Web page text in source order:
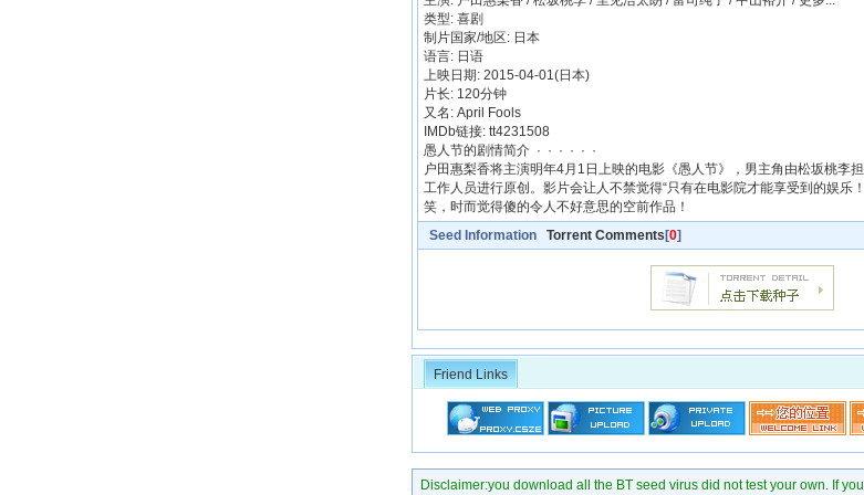
类型: 喜剧
制片国家/地区: 日本
语言: 日语
上映日期: 2015-04-01(日本)
片长: 120分钟
又名: April Fools
IMDb链接: tt4231508
愚人节的剧情简介 · · · · · ·
户田惠梨香将主演明年4月1日上映的电影《愚人节》，男主角由松坂桃李
工作人员进行原创。影片会让人不禁觉得“只有在电影院才能享受到的娱乐
笑，时而觉得傻的令人不好意思的空前作品！
Seed Information Torrent Comments [0]
Friend Links
Disclaimer:you download all the BT seed virus did not test your own. If